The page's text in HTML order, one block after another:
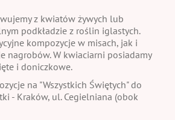
z kwiatów żywych lub
podkładzie z roślin iglastych.
kompozycje w misach, jak i
nagrobów. W kwiaciarni posiadamy
i doniczkowe.
na "Wszystkich Świętych" do
- Kraków, ul. Cegielniana (obok